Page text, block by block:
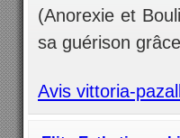
(Anorexie et
sa guérison
Avis vittoria-